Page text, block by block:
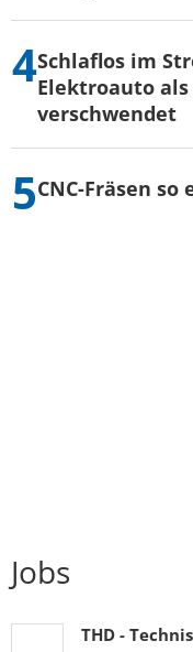
Schlaflos im
Elektroauto
verschwendet
CNC-Fräsen
Jobs
THD -